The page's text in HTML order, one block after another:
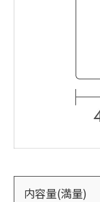
内容量(満量)